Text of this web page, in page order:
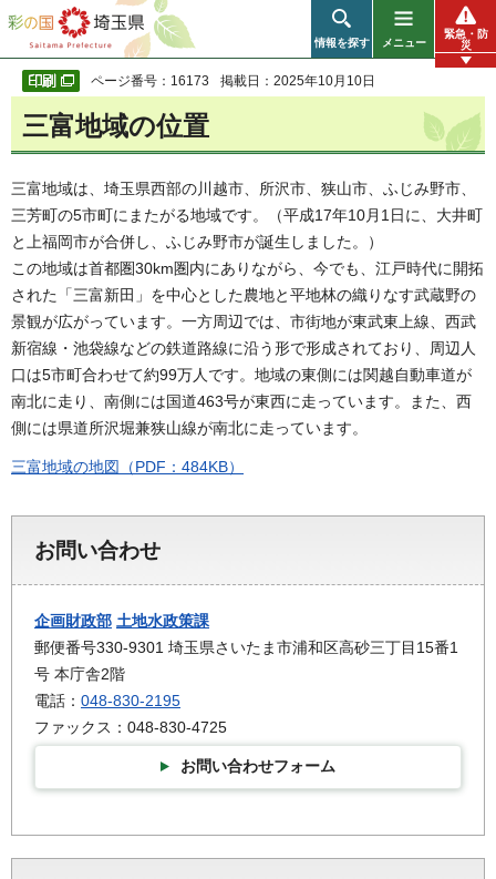
彩の国 埼玉県
情報を探す メニュー
緊急・防
災
ページ番号：16173 掲載日：2025年10月10日
三富地域の位置
三富地域は、埼玉県西部の川越市、所沢市、狭山市、ふじみ野市、
三芳町の5市町にまたがる地域です。（平成17年10月1日に、大井町
と上福岡市が合併し、ふじみ野市が誕生しました。）
この地域は首都圏30km圏内にありながら、今でも、江戸時代に開拓
された「三富新田」を中心とした農地と平地林の織りなす武蔵野の
景観が広がっています。一方周辺では、市街地が東武東上線、西武
新宿線・池袋線などの鉄道路線に沿う形で形成されており、周辺人
口は5市町合わせて約99万人です。地域の東側には関越自動車道が
南北に走り、南側には国道463号が東西に走っています。また、西
側には県道所沢堀兼狭山線が南北に走っています。
三富地域の地図（PDF：484KB）
お問い合わせ
企画財政部 土地水政策課
郵便番号330-9301 埼玉県さいたま市浦和区高砂三丁目15番1
号 本庁舎2階
電話： 048-830-2195
ファックス：048-830-4725
お問い合わせフォーム